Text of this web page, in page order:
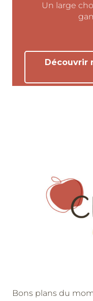
Un large
Découvrir
Bons plans du